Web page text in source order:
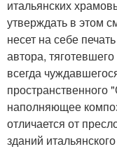
итальянских
утверждать в этом
несет на себе
автора,
всегда
наполняющее
отличается от
зданий